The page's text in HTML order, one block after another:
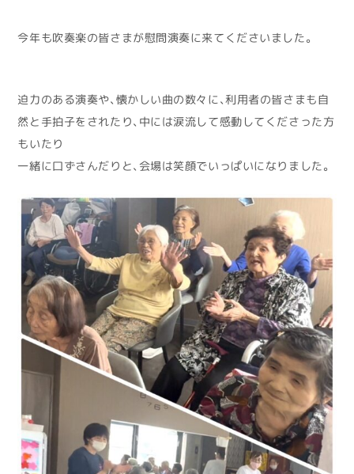
今年も吹奏楽の皆さまが慰問演奏に来てくださいました。
迫力のある演奏や、懐かしい曲の数々に、利用者の皆さまも自
然と手拍子をされたり、中には涙流して感動してくださった方
もいたり
一緒に口ずさんだりと、会場は笑顔でいっぱいになりました。